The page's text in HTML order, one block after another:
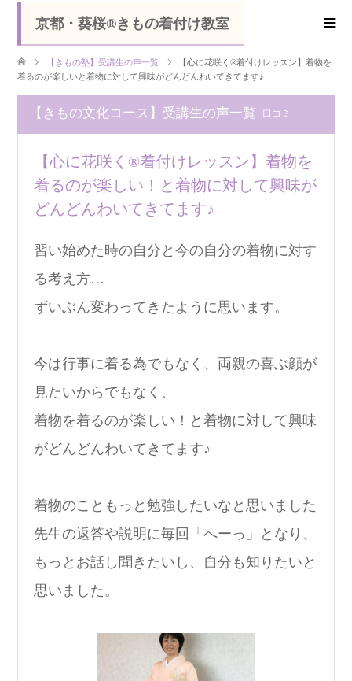
京都・葵桜®きもの着付け教室
【きもの塾】受講生の声一覧
【心に花咲く®着付けレッスン】着物を
着るのが楽しいと着物に対して興味がどんどんわいてきてます♪
【きもの文化コース】受講生の声一覧 口コミ
【心に花咲く®着付けレッスン】着物を
着るのが楽しい！と着物に対して興味が
どんどんわいてきてます♪
習い始めた時の自分と今の自分の着物に対す
る考え方…
ずいぶん変わってきたように思います。
今は行事に着る為でもなく、両親の喜ぶ顔が
見たいからでもなく、
着物を着るのが楽しい！と着物に対して興味
がどんどんわいてきてます♪
着物のこともっと勉強したいなと思いました
先生の返答や説明に毎回「へーっ」となり、
もっとお話し聞きたいし、自分も知りたいと
思いました。